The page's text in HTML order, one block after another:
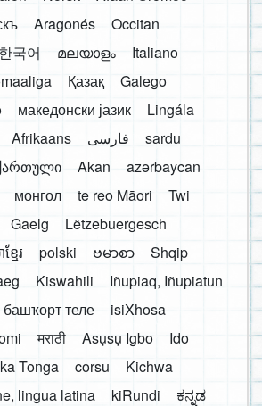
Aragonés
Occitan
한국어 മലയാളം
Italiano
Қазақ
Galego
македонски јазик
Lingála
Afrikaans فارسی
sardu
Akan
azərbaycan
монгол te reo Māori
Twi
Gaelg
Lëtzebuergesch
មែរ polski ဗမာစာ
Shqip
Kiswahili
Iñupiaq, Iñupiatun
башҡорт теле
isiXhosa
मराठी Asụsụ Igbo
Ido
Tonga corsu
Kichwa
lingua latina kiRundi
ಕನ್ನಡ